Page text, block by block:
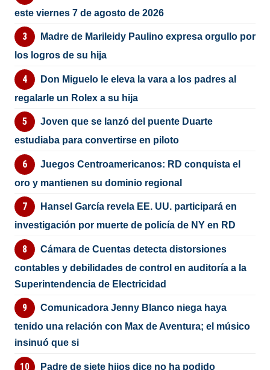
este viernes 7 de agosto de 2026
Madre de Marileidy Paulino expresa orgullo por
los logros de su hija
Don Miguelo le eleva la vara a los padres al
regalarle un Rolex a su hija
Joven que se lanzó del puente Duarte
estudiaba para convertirse en piloto
Juegos Centroamericanos: RD conquista el
oro y mantienen su dominio regional
Hansel García revela EE. UU. participará en
investigación por muerte de policía de NY en RD
Cámara de Cuentas detecta distorsiones
contables y debilidades de control en auditoría a la
Superintendencia de Electricidad
Comunicadora Jenny Blanco niega haya
tenido una relación con Max de Aventura; el músico
insinuó que si
Padre de siete hijos dice no ha podido